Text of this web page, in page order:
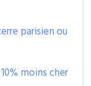
parisien ou
moins cher